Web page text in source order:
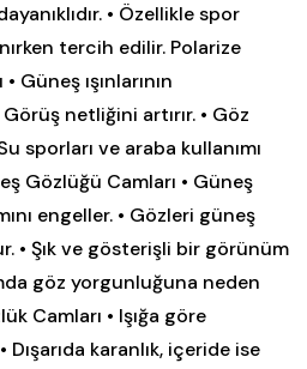
• Özellikle spor
tercih edilir. Polarize
Güneş ışınlarının
Görüş netliğini artırır. • Göz
sporları ve araba kullanımı
Gözlüğü Camları • Güneş
engeller. • Gözleri güneş
• Şık ve gösterişli bir görünüm
göz yorgunluğuna neden
Camları • Işığa göre
karanlık, içeride ise